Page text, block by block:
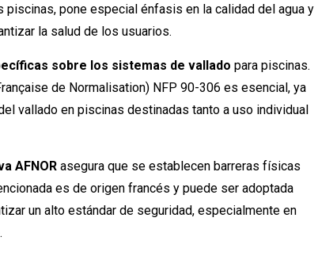
pone especial énfasis en la calidad del agua y
la salud de los usuarios.
sobre los sistemas de vallado para piscinas.
de Normalisation) NFP 90-306 es esencial, ya
vallado en piscinas destinadas tanto a uso individual
AFNOR asegura que se establecen barreras físicas
es de origen francés y puede ser adoptada
un alto estándar de seguridad, especialmente en